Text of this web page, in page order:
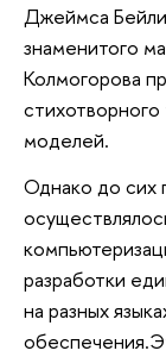
Джеймса
знаменитого
Колмогорова
моделей.
Однако до сих
разработки
на разных